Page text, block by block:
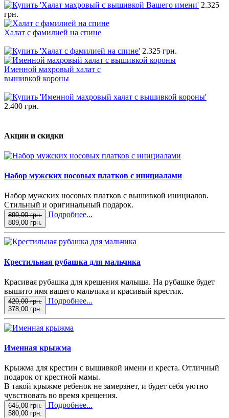
2.325
грн.
Халат с фамилией на спине
2.325 грн.
Именной махровый халат с
вышивкой короны
2.400 грн.
Акции и скидки
Набор мужских носовых платков с инициалами
Набор мужских носовых платков с вышивкой инициалов.
Стильный и оригинальный подарок.
899,00 грн.
809,00 грн.
Подробнее...
Крестильная рубашка для мальчика
Красивая рубашка для крещения малыша. На рубашке будет
вышито имя вашего мальчика и красивый крестик.
420,00 грн.
378,00 грн.
Подробнее...
Именная крыжма
Крыжма для крестин с вышивкой имени и креста. Отличный
подарок от крестной мамы.
В такой крыжме ребенок не замерзнет, и будет себя уютно
чувствовать во время крещения.
645,00 грн.
580,00 грн.
Подробнее...